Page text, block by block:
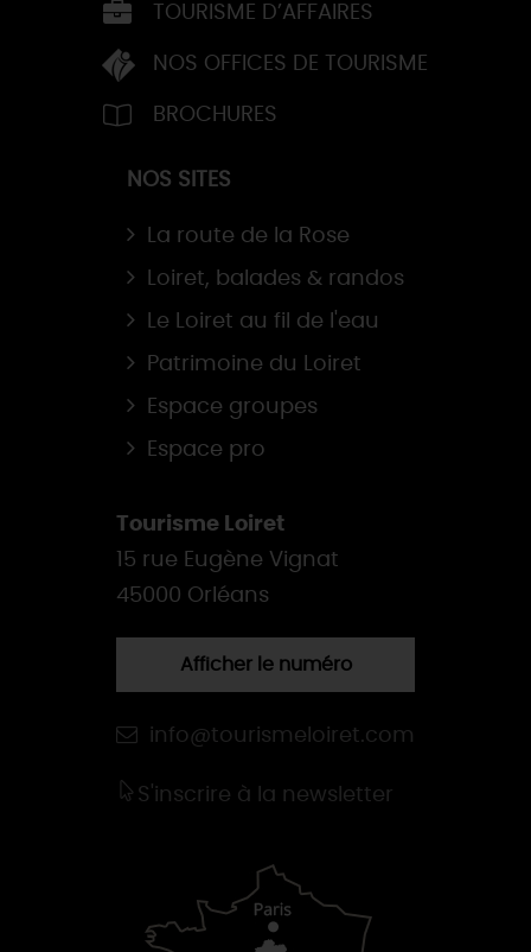
TOURISME D’AFFAIRES
NOS OFFICES DE TOURISME
BROCHURES
NOS SITES
La route de la Rose
Loiret, balades & randos
Le Loiret au fil de l'eau
Patrimoine du Loiret
Espace groupes
Espace pro
Tourisme Loiret
15 rue Eugène Vignat
45000 Orléans
Afficher le numéro
info@tourismeloiret.com
S'inscrire à la newsletter